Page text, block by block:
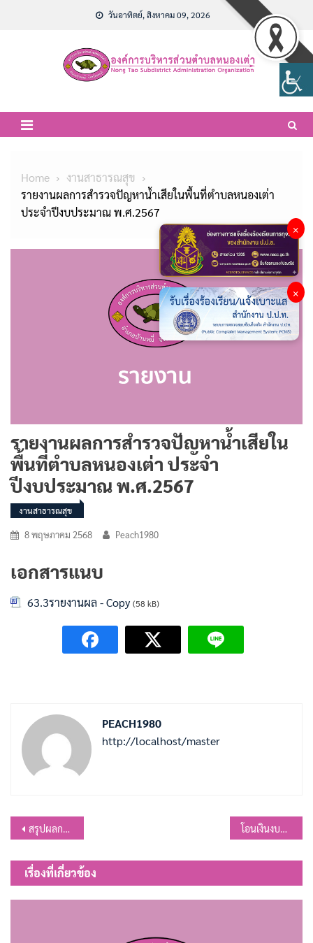
วันอาทิตย์, สิงหาคม 09, 2026
Home
งานสาธารณสุข
รายงานผลการสำรวจปัญหาน้ำเสียในพื้นที่ตำบลหนองเต่า
ประจำปีงบประมาณ พ.ศ.2567
รายงานผลการสำรวจปัญหาน้ำเสียใน
พื้นที่ตำบลหนองเต่า ประจำ
ปีงบประมาณ พ.ศ.2567
งานสาธารณสุข
8 พฤษภาคม 2568 Peach1980
เอกสารแนบ
63.3รายงานผล - Copy (58 kB)
PEACH1980
http://localhost/master
แนะแนว
เรื่อง
สรุปผลการดำเนินการจัดซื้อจัดจ้างประจำเดือน เมษายน 2568 โอนเงินงบประมาณรายจ่าย ประจำปีงบประมาณ พ.ศ.2568 โอนครั้งที่ 8
เรื่องที่เกี่ยวข้อง
×
×